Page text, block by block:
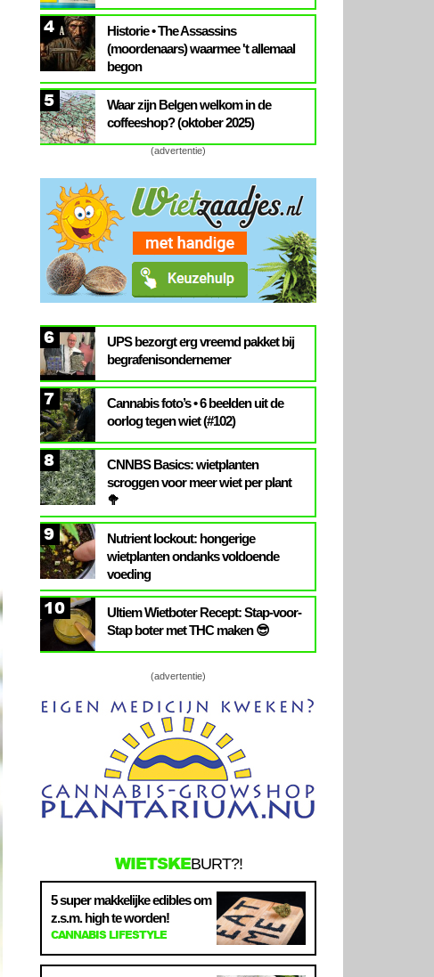
4
Historie • The Assassins
(moordenaars) waarmee 't allemaal
begon
5
Waar zijn Belgen welkom in de
coffeeshop? (oktober 2025)
(advertentie)
6
UPS bezorgt erg vreemd pakket bij
begrafenisondernemer
7
Cannabis foto’s • 6 beelden uit de
oorlog tegen wiet (#102)
8
CNNBS Basics: wietplanten
scroggen voor meer wiet per plant
🥦
9
Nutrient lockout: hongerige
wietplanten ondanks voldoende
voeding
10
Ultiem Wietboter Recept: Stap-voor-
Stap boter met THC maken 😎
(advertentie)
WIETSKEBURT?!
5 super makkelijke edibles om
z.s.m. high te worden!
CANNABIS LIFESTYLE